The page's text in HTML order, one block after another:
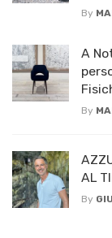
By
A
By
AL
By